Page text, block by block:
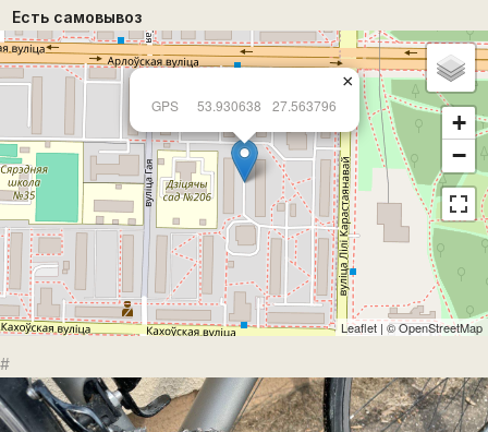
Есть самовывоз
GPS 53.930638 27.563796
×
+
−
Leaflet | ©OpenStreetMap
#